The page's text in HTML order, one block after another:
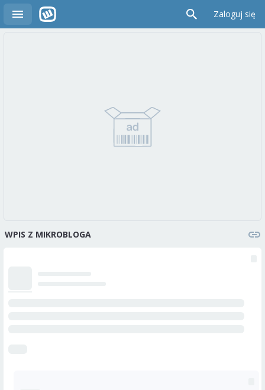
Zaloguj się
WPIS Z MIKROBLOGA